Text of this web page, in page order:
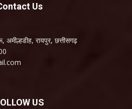
Us
रायपुर, छत्तीसगढ़
US